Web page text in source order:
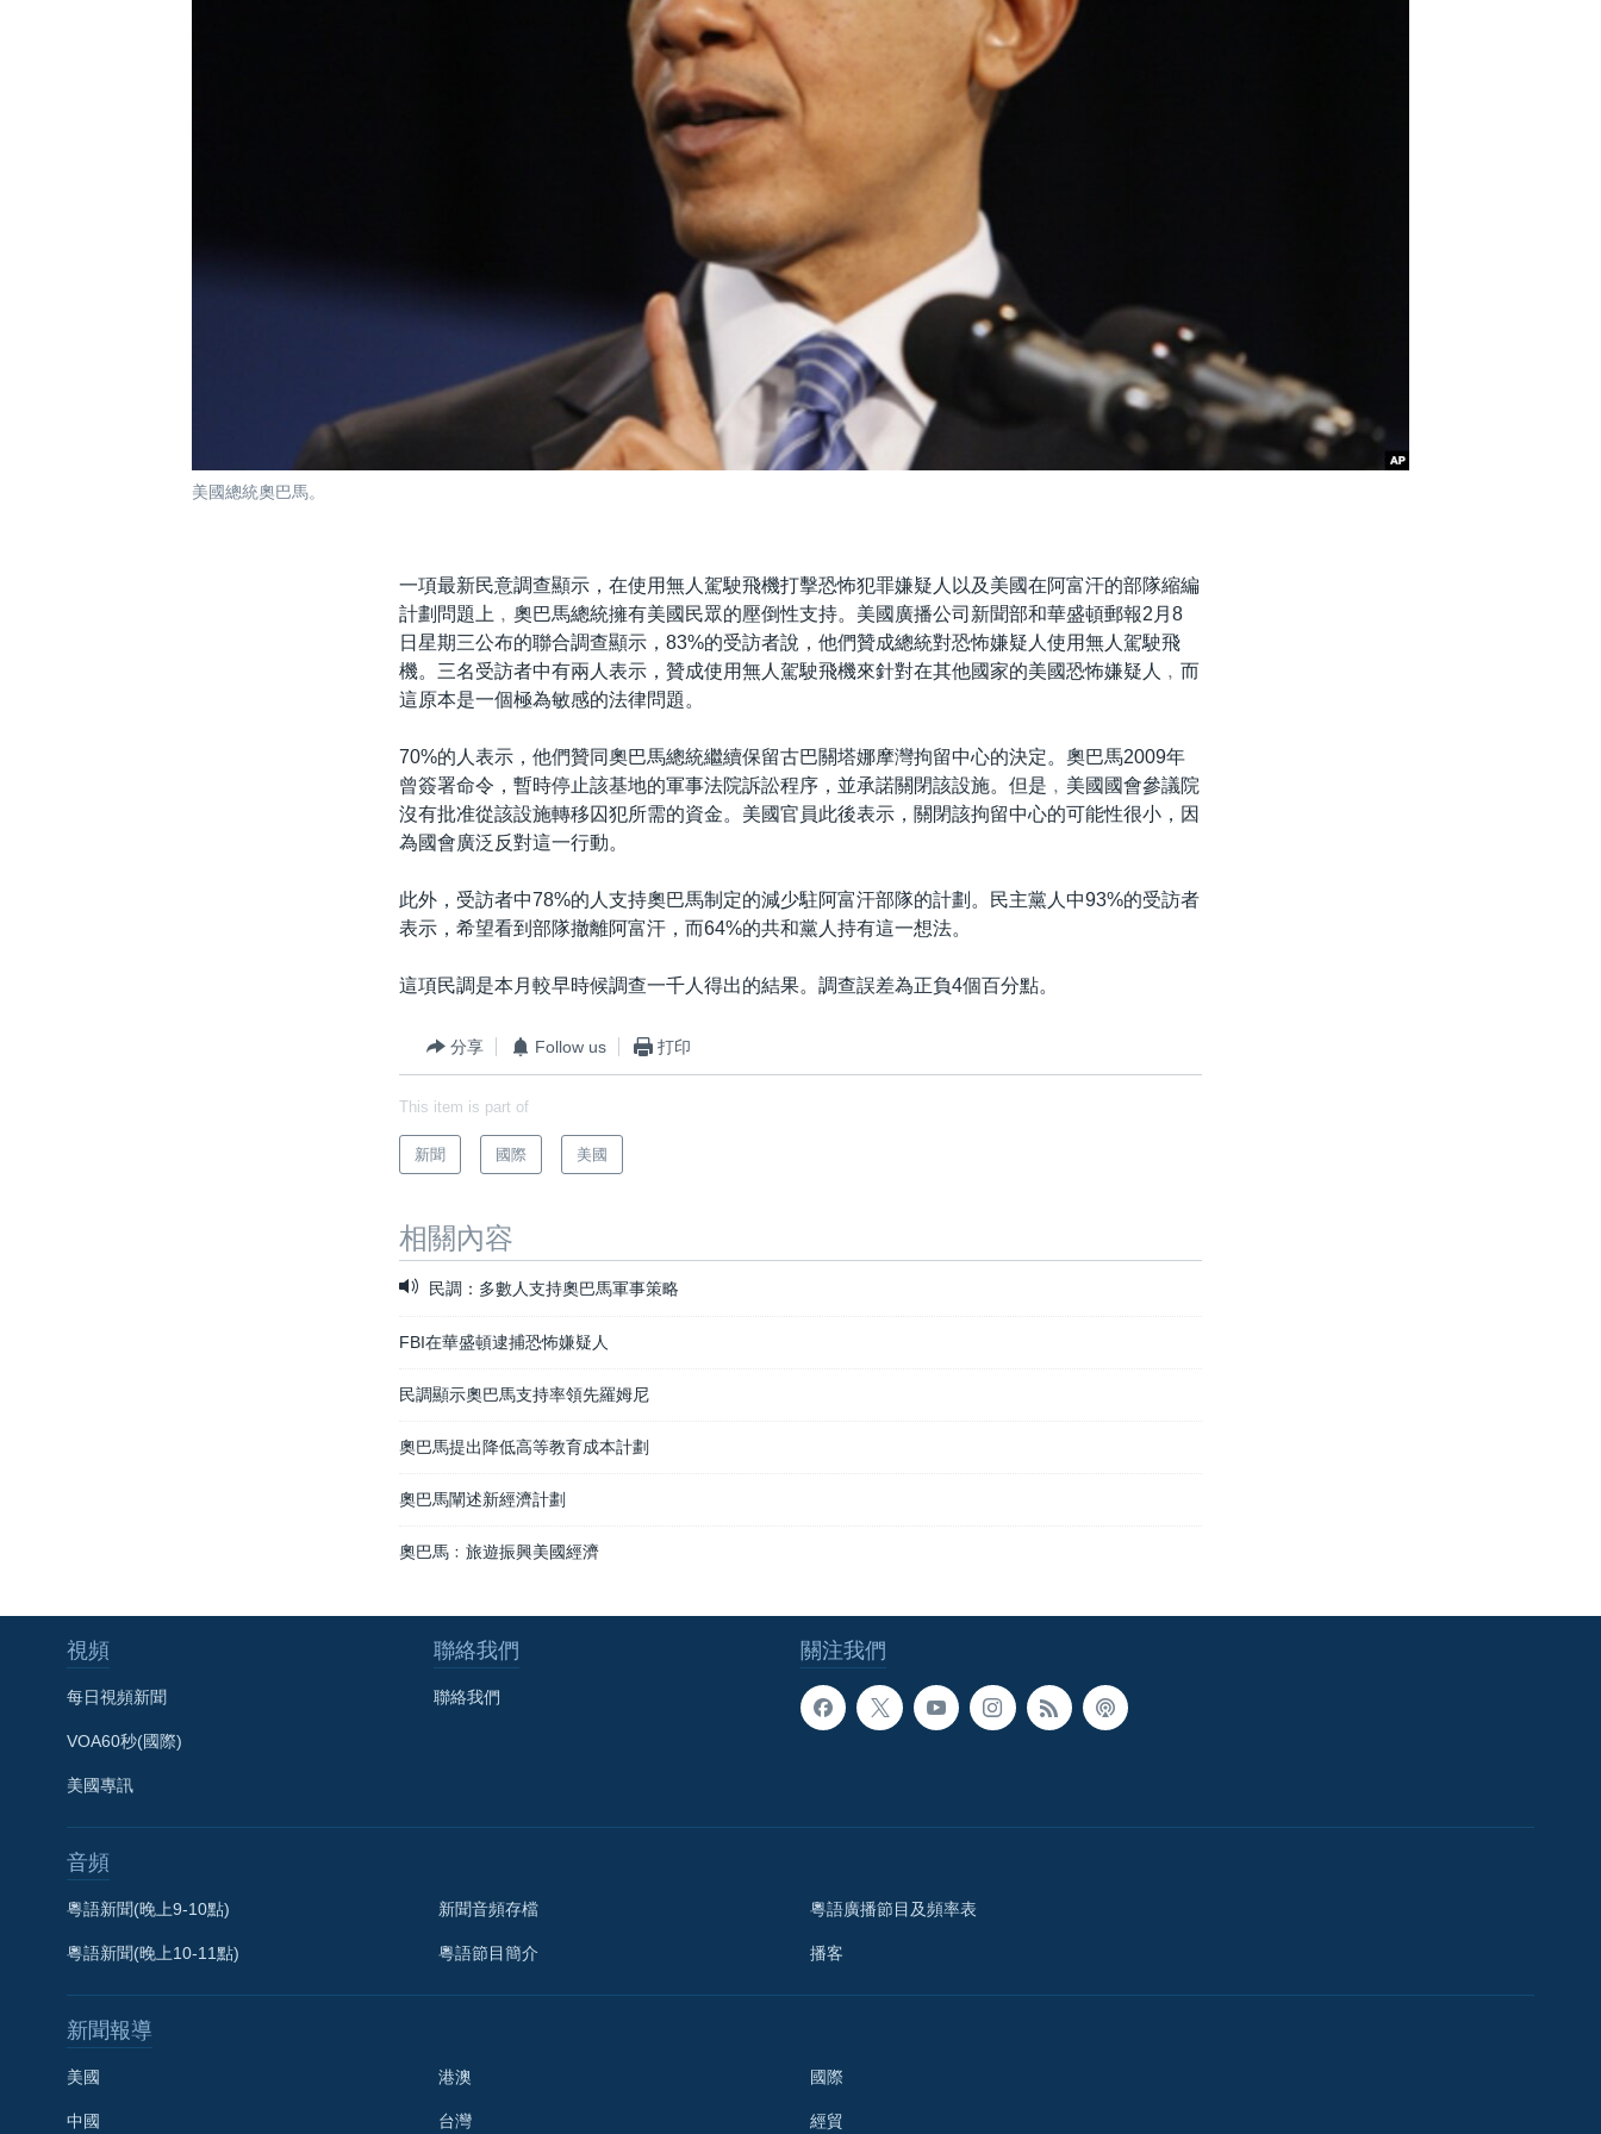
美國總統奧巴馬。
一項最新民意調查顯示，在使用無人駕駛飛機打擊恐怖犯罪嫌疑人以及美國在阿富汗的部隊縮編
計劃問題上﹐奧巴馬總統擁有美國民眾的壓倒性支持。美國廣播公司新聞部和華盛頓郵報2月8
日星期三公布的聯合調查顯示，83%的受訪者說，他們贊成總統對恐怖嫌疑人使用無人駕駛飛
機。三名受訪者中有兩人表示，贊成使用無人駕駛飛機來針對在其他國家的美國恐怖嫌疑人﹐而
這原本是一個極為敏感的法律問題。
70%的人表示，他們贊同奧巴馬總統繼續保留古巴關塔娜摩灣拘留中心的決定。奧巴馬2009年
曾簽署命令，暫時停止該基地的軍事法院訴訟程序，並承諾關閉該設施。但是﹐美國國會參議院
沒有批准從該設施轉移囚犯所需的資金。美國官員此後表示，關閉該拘留中心的可能性很小，因
為國會廣泛反對這一行動。
此外，受訪者中78%的人支持奧巴馬制定的減少駐阿富汗部隊的計劃。民主黨人中93%的受訪者
表示，希望看到部隊撤離阿富汗，而64%的共和黨人持有這一想法。
這項民調是本月較早時候調查一千人得出的結果。調查誤差為正負4個百分點。
分享 Follow us 打印
This item is part of
新聞 國際 美國
相關內容
民調：多數人支持奧巴馬軍事策略
FBI在華盛頓逮捕恐怖嫌疑人
民調顯示奧巴馬支持率領先羅姆尼
奧巴馬提出降低高等教育成本計劃
奧巴馬闡述新經濟計劃
奧巴馬﹕旅遊振興美國經濟
關注我們
視頻
每日視頻新聞
VOA60秒(國際)
美國專訊
聯絡我們
聯絡我們
音頻
粵語新聞(晚上9-10點)
粵語新聞(晚上10-11點)
新聞音頻存檔
粵語節目簡介
粵語廣播節目及頻率表
播客
新聞報導
美國
中國
港澳
台灣
國際
經貿